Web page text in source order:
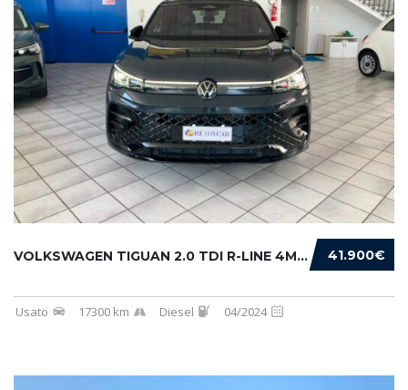
41.900€
VOLKSWAGEN TIGUAN 2.0 TDI R-LINE 4MOTION 193...
Usato 17300 km Diesel 04/2024